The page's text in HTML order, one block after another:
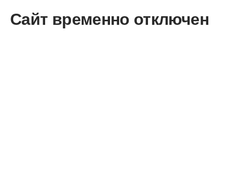
Сайт временно отключен